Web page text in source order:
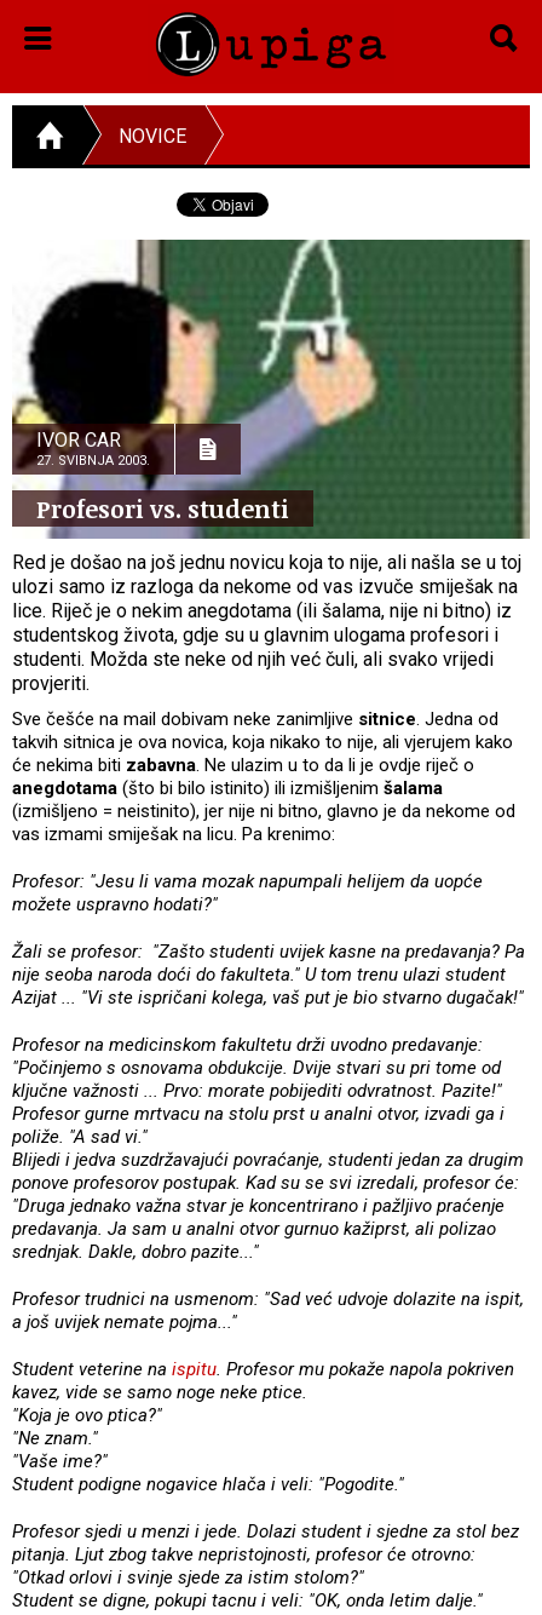
NOVICE
IVOR CAR
27. SVIBNJA 2003.
Profesori vs. studenti
Red je došao na još jednu novicu koja to nije, ali našla se u toj
ulozi samo iz razloga da nekome od vas izvuče smiješak na
lice. Riječ je o nekim anegdotama (ili šalama, nije ni bitno) iz
studentskog života, gdje su u glavnim ulogama profesori i
studenti. Možda ste neke od njih već čuli, ali svako vrijedi
provjeriti.
Sve češće na mail dobivam neke zanimljive sitnice. Jedna od
takvih sitnica je ova novica, koja nikako to nije, ali vjerujem kako
će nekima biti zabavna. Ne ulazim u to da li je ovdje riječ o
anegdotama (što bi bilo istinito) ili izmišljenim šalama
(izmišljeno = neistinito), jer nije ni bitno, glavno je da nekome od
vas izmami smiješak na licu. Pa krenimo:
Profesor: "Jesu li vama mozak napumpali helijem da uopće
možete uspravno hodati?"
Žali se profesor: "Zašto studenti uvijek kasne na predavanja? Pa
nije seoba naroda doći do fakulteta." U tom trenu ulazi student
Azijat ... "Vi ste ispričani kolega, vaš put je bio stvarno dugačak!"
Profesor na medicinskom fakultetu drži uvodno predavanje:
"Počinjemo s osnovama obdukcije. Dvije stvari su pri tome od
ključne važnosti ... Prvo: morate pobijediti odvratnost. Pazite!"
Profesor gurne mrtvacu na stolu prst u analni otvor, izvadi ga i
poliže. "A sad vi."
Blijedi i jedva suzdržavajući povraćanje, studenti jedan za drugim
ponove profesorov postupak. Kad su se svi izredali, profesor će:
"Druga jednako važna stvar je koncentrirano i pažljivo praćenje
predavanja. Ja sam u analni otvor gurnuo kažiprst, ali polizao
srednjak. Dakle, dobro pazite..."
Profesor trudnici na usmenom: "Sad već udvoje dolazite na ispit,
a još uvijek nemate pojma..."
Student veterine na ispitu. Profesor mu pokaže napola pokriven
kavez, vide se samo noge neke ptice.
"Koja je ovo ptica?"
"Ne znam."
"Vaše ime?"
Student podigne nogavice hlača i veli: "Pogodite."
Profesor sjedi u menzi i jede. Dolazi student i sjedne za stol bez
pitanja. Ljut zbog takve nepristojnosti, profesor će otrovno:
"Otkad orlovi i svinje sjede za istim stolom?"
Student se digne, pokupi tacnu i veli: "OK, onda letim dalje."